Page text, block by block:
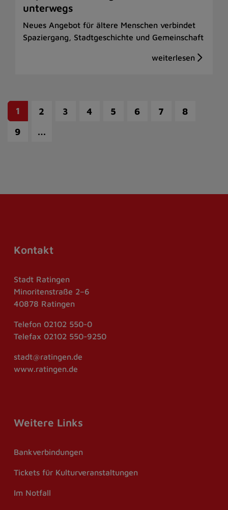
unterwegs
Neues Angebot für ältere Menschen verbindet
Spaziergang, Stadtgeschichte und Gemeinschaft
1 2 3 4 5 6 7
8
9
…
Kontakt
Stadt Ratingen
Minoritenstraße 2–6
40878 Ratingen
Telefon 02102 550-0
Telefax 02102 550-9250
stadt@ratingen.de
www.ratingen.de
Weitere Links
Bankverbindungen
Tickets für Kulturveranstaltungen
Im Notfall